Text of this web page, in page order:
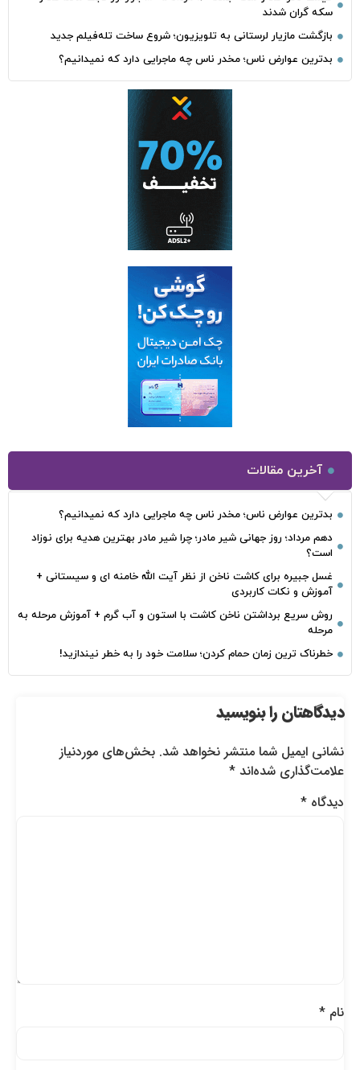
سکه گران شدند
بازگشت مازیار لرستانی به تلویزیون؛ شروع ساخت تله‌فیلم جدید
بدترین عوارض ناس؛ مخدر ناس چه ماجرایی دارد که نمیدانیم؟
آخرین مقالات
بدترین عوارض ناس؛ مخدر ناس چه ماجرایی دارد که نمیدانیم؟
دهم مرداد؛ روز جهانی شیر مادر؛ چرا شیر مادر بهترین هدیه برای نوزاد
است؟
غسل جبیره برای کاشت ناخن از نظر آیت الله خامنه ای و سیستانی +
آموزش و نکات کاربردی
روش سریع برداشتن ناخن کاشت با استون و آب گرم + آموزش مرحله به
مرحله
خطرناک‌ ترین زمان‌ حمام کردن؛ سلامت خود را به خطر نیندازید!
دیدگاهتان را بنویسید
نشانی ایمیل شما منتشر نخواهد شد. بخش‌های موردنیاز
علامت‌گذاری شده‌اند*
دیدگاه*
نام*